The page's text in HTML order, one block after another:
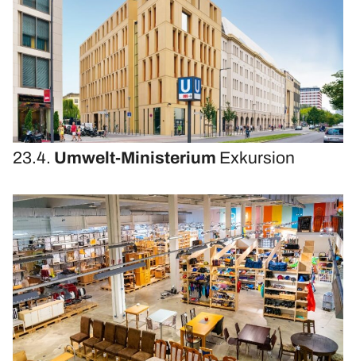
23.4. Umwelt-Ministerium Exkursion